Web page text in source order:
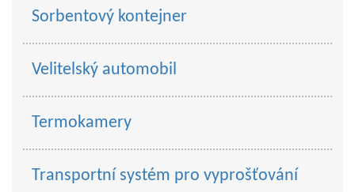
Sorbentový kontejner
Velitelský automobil
Termokamery
Transportní systém pro vyprošťování